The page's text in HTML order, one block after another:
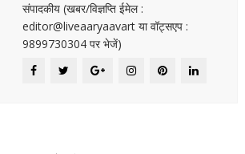
संपादकीय (खबर/विज्ञप्ति ईमेल :
editor@liveaaryaavart या वॉट्सएप :
9899730304 पर भेजें)